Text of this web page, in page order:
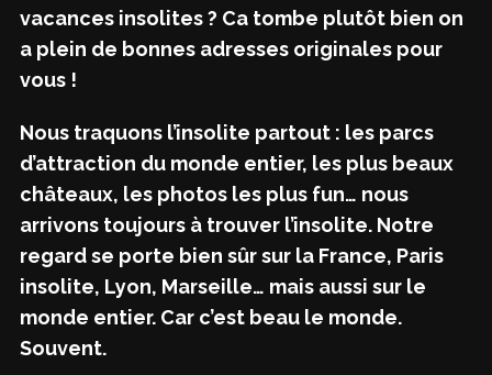
vacances insolites ? Ca tombe plutôt bien on
a plein de bonnes adresses originales pour
vous !
Nous traquons l’insolite partout : les parcs
d’attraction du monde entier, les plus beaux
châteaux, les photos les plus fun… nous
arrivons toujours à trouver l’insolite. Notre
regard se porte bien sûr sur la France, Paris
insolite, Lyon, Marseille… mais aussi sur le
monde entier. Car c’est beau le monde.
Souvent.